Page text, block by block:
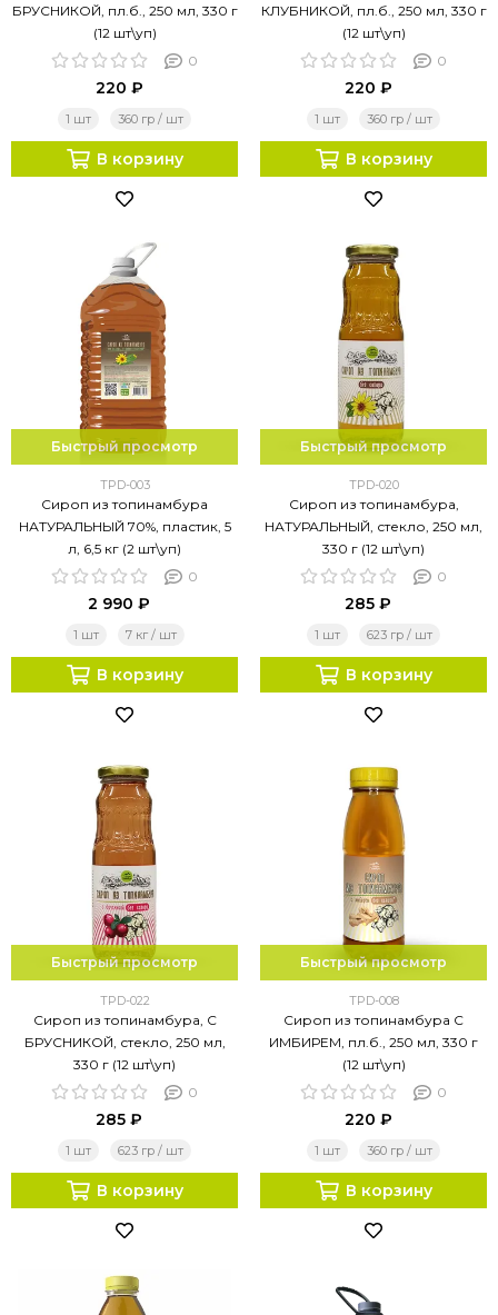
БРУСНИКОЙ, пл.б., 250 мл, 330 г
(12 шт\уп)
0
220 ₽
1 шт 360 гр / шт
В корзину
КЛУБНИКОЙ, пл.б., 250 мл, 330 г
(12 шт\уп)
0
220 ₽
1 шт 360 гр / шт
В корзину
Быстрый просмотр
TPD-003
Сироп из топинамбура
НАТУРАЛЬНЫЙ 70%, пластик, 5
л, 6,5 кг (2 шт\уп)
0
2 990 ₽
1 шт 7 кг / шт
В корзину
Быстрый просмотр
TPD-020
Сироп из топинамбура,
НАТУРАЛЬНЫЙ, стекло, 250 мл,
330 г (12 шт\уп)
0
285 ₽
1 шт 623 гр / шт
В корзину
Быстрый просмотр
TPD-022
Сироп из топинамбура, С
БРУСНИКОЙ, стекло, 250 мл,
330 г (12 шт\уп)
0
285 ₽
1 шт 623 гр / шт
В корзину
Быстрый просмотр
TPD-008
Сироп из топинамбура С
ИМБИРЕМ, пл.б., 250 мл, 330 г
(12 шт\уп)
0
220 ₽
1 шт 360 гр / шт
В корзину